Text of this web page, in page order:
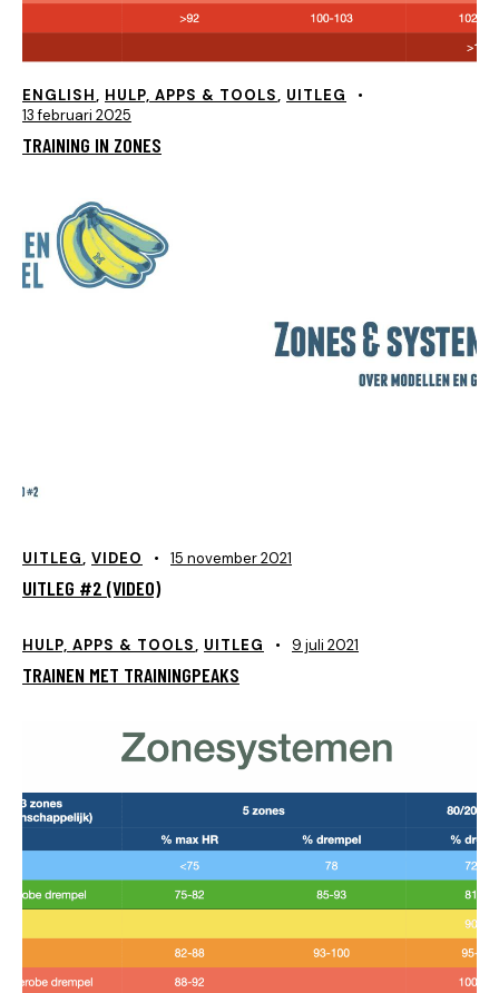
ENGLISH, HULP, APPS & TOOLS, UITLEG
13 februari 2025
TRAINING IN ZONES
UITLEG, VIDEO 15 november 2021
UITLEG #2 (VIDEO)
HULP, APPS & TOOLS, UITLEG 9 juli 2021
TRAINEN MET TRAININGPEAKS